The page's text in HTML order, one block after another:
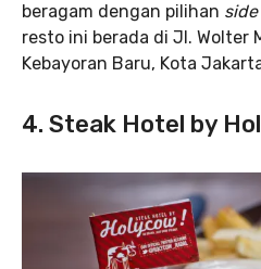
beragam dengan pilihan
resto ini berada di Jl. Wolter
Kebayoran Baru, Kota
4. Steak Hotel by